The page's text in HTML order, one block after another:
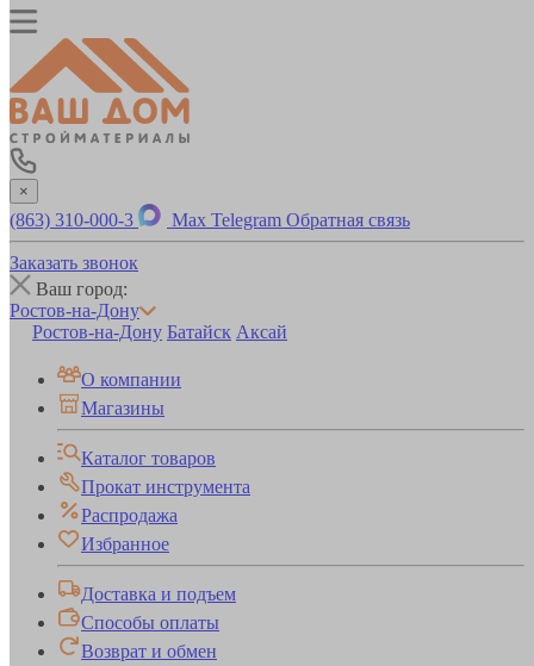
×
(863) 310-000-3 Max Telegram Обратная связь
Заказать звонок
Ваш город:
Ростов-на-Дону
Ростов-на-Дону Батайск Аксай
О компании
Магазины
Каталог товаров
Прокат инструмента
Распродажа
Избранное
Доставка и подъем
Способы оплаты
Возврат и обмен